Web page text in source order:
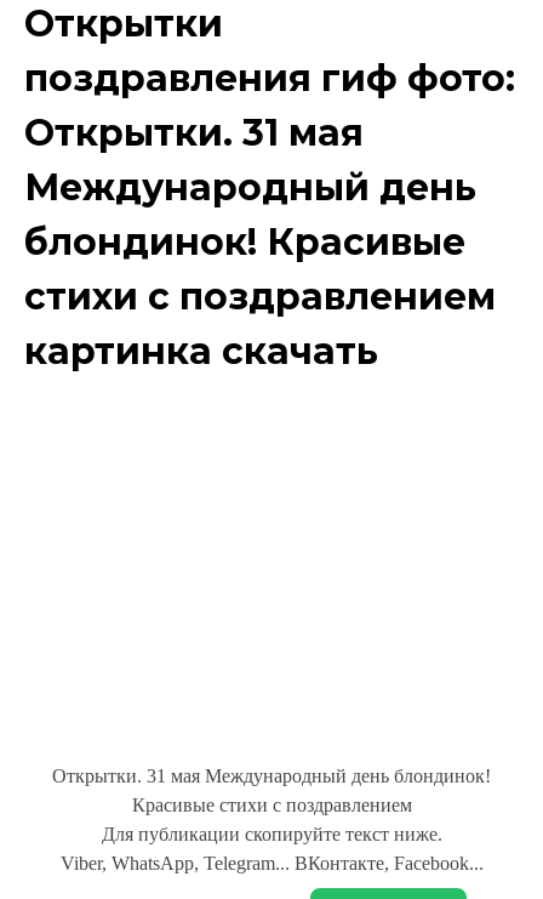
Открытки
поздравления гиф фото:
Открытки. 31 мая
Международный день
блондинок! Красивые
стихи с поздравлением
картинка скачать
Открытки. 31 мая Международный день блондинок!
Красивые стихи с поздравлением
Для публикации скопируйте текст ниже.
Viber, WhatsApp, Telegram... ВКонтакте, Facebook...